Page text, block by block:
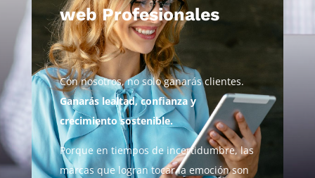
web Profesionales
Con nosotros, no solo ganarás clientes.
Ganarás lealtad, confianza y
crecimiento sostenible.
Porque en tiempos de incertidumbre, las
marcas que logran tocar la emoción son